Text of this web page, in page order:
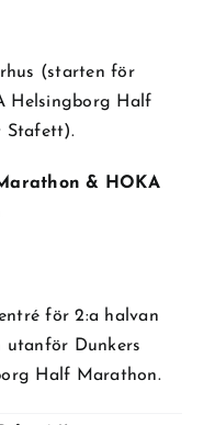
(starten för
Helsingborg Half
Stafett).
& HOKA
för 2:a halvan
utanför Dunkers
Half Marathon.